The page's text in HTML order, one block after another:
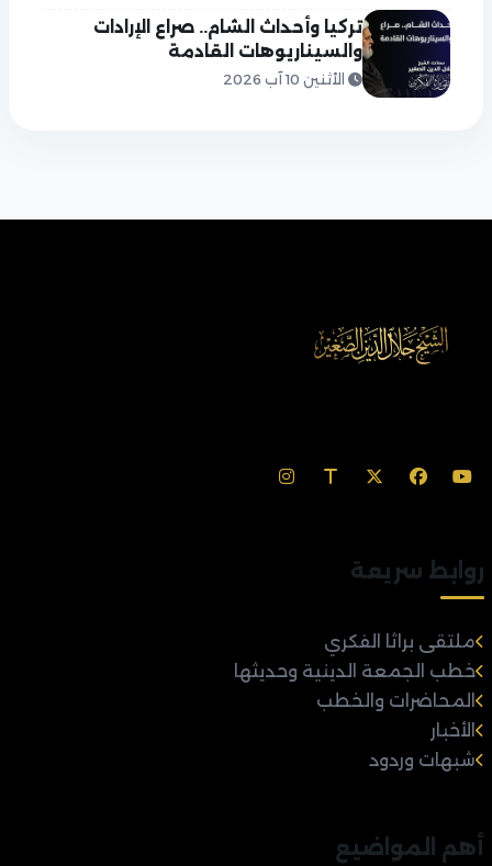
تركيا وأحداث الشام.. صراع الإرادات
والسيناريوهات القادمة
الأثنين 10 آب 2026
روابط سريعة
ملتقى براثا الفكري
خطب الجمعة الدينية وحديثها
المحاضرات والخطب
الأخبار
شبهات وردود
أهم المواضيع